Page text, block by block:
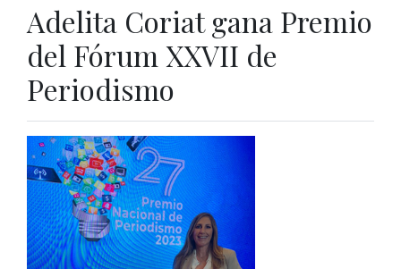
Adelita Coriat gana Premio
del Fórum XXVII de
Periodismo